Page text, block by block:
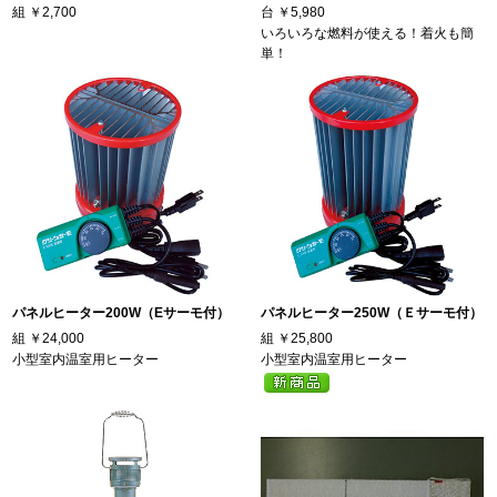
組 ￥2,700 台 ￥5,980
いろいろな燃料が使える！着火も簡
単！
パネルヒーター200W（Eサーモ付）
組 ￥24,000
小型室内温室用ヒーター
パネルヒーター250W（Ｅサーモ付）
組 ￥25,800
小型室内温室用ヒーター